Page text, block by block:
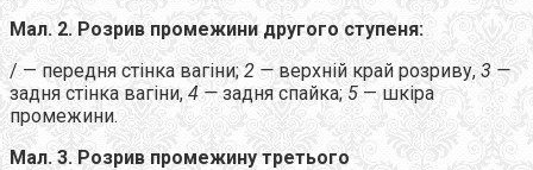
Мал. 2. Розрив промежини другого ступеня:
/ — передня стінка вагіни; 2 — верхній край розриву, 3 —
задня стінка вагіни, 4 — задня спайка; 5 — шкіра
промежини.
Мал. 3. Розрив промежину третього